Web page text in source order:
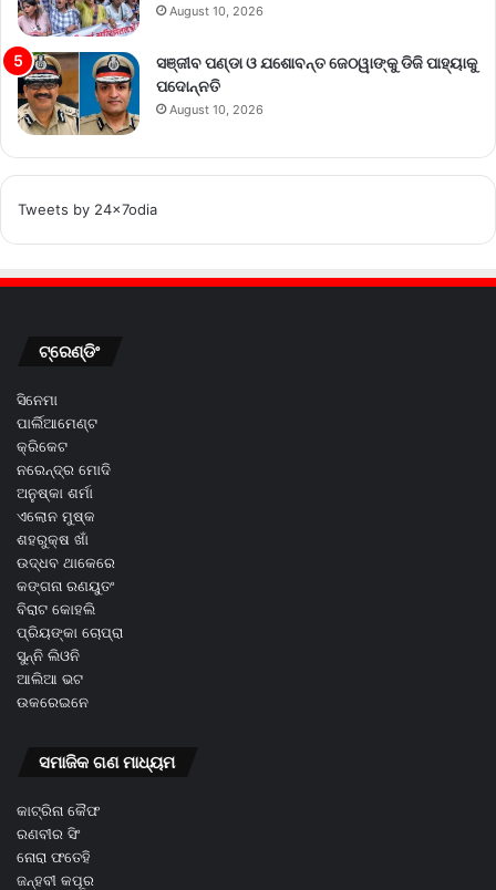
August 10, 2026
ସଞ୍ଜୀବ ପଣ୍ଡା ଓ ଯଶୋବନ୍ତ ଜେଠୱାଙ୍କୁ ଡିଜି ପାହ୍ୟାକୁ
ପଦୋନ୍ନତି
August 10, 2026
Tweets by 24x7odia
ଟ୍ରେଣ୍ଡିଂ
ସିନେମା
ପାର୍ଲିଆମେଣ୍ଟ
କ୍ରିକେଟ
ନରେନ୍ଦ୍ର ମୋଦି
ଅନୁଷ୍କା ଶର୍ମା
ଏଲୋନ ମୁଷ୍କ
ଶହରୁକ୍ଷ ଖାଁ
ଉଦ୍ଧବ ଥାକେରେ
କଙ୍ଗନା ରଣୟୁତଂ
ବିରାଟ କୋହଲି
ପ୍ରିୟଙ୍କା ଚୋପ୍ରା
ସୁନ୍ନି ଲିଓନି
ଆଲିଆ ଭଟ
ଉକରେଇନେ
ସମାଜିକ ଗଣ ମାଧ୍ୟମ
କାଟ୍ରିନା କୈଫ
ରଣବୀର ସିଂ
ନୋରା ଫତେହି
ଜନ୍ହବୀ କପୂର